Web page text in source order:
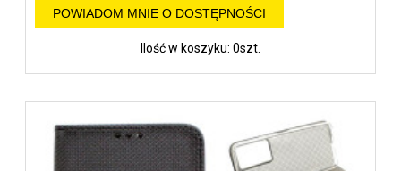
POWIADOM MNIE O DOSTĘPNOŚCI
Ilość w koszyku: 0szt.